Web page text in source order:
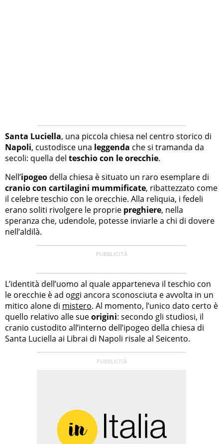
Santa Luciella, una piccola chiesa nel centro storico di
Napoli, custodisce una leggenda che si tramanda da
secoli: quella del teschio con le orecchie.
Nell’ipogeo della chiesa è situato un raro esemplare di
cranio con cartilagini mummificate, ribattezzato come
il celebre teschio con le orecchie. Alla reliquia, i fedeli
erano soliti rivolgere le proprie preghiere, nella
speranza che, udendole, potesse inviarle a chi di dovere
nell’aldilà.
L’identità dell’uomo al quale apparteneva il teschio con
le orecchie è ad oggi ancora sconosciuta e avvolta in un
mitico alone di mistero. Al momento, l’unico dato certo è
quello relativo alle sueorigini: secondo gli studiosi, il
cranio custodito all’interno dell’ipogeo della chiesa di
Santa Luciella ai Librai di Napoli risale al Seicento.